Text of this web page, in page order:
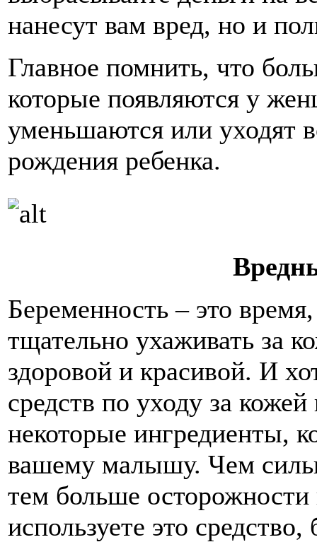
нанесут вам вред, но и
Главное помнить, что
которые появляются у
уменьшаются или уходят
рождения ребенка.
Беременность – это
тщательно ухаживать за
здоровой и красивой. И
средств по уходу за
некоторые ингредиенты,
вашему малышу. Чем
тем больше
используете это